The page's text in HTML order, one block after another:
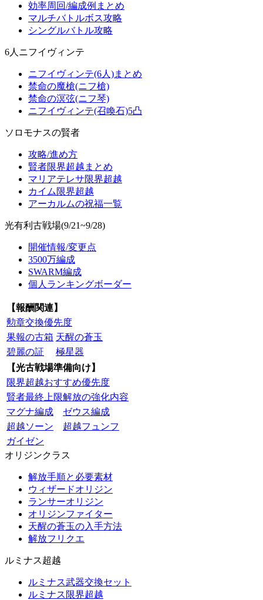
効率周回/編成例まとめ
マルチバトルボス攻略
シングルバトル攻略
6人ニフイヴィンテ
ニフイヴィンテ(6人)まとめ
禁命の魔槍(ニフ槍)
禁命の溟弦(ニフ琴)
ニフイヴィンテ(召喚石)5凸
ソロモナスの賢者
攻略/進め方
賢者限界超越まとめ
マリアテレサ限界超越
カイム限界超越
アーカルムの祝福一覧
光有利古戦場(9/21~9/28)
開催情報/変更点
3500万編成
SWARM編成
個人ランキングボーダー
【報酬関連】
勲章交換優先度
果報の古箱 天醒の蒼玉
碧麗の証
極星器
【光古戦場準備向け】
限界超越おすすめ優先度
賢者最終上限解放の強化内容
マグナ編成
ゼウス編成
超越ソーン
超越フュンフ
ガイゼン
オリジンクラス
解放手順と必要素材
ウィザードオリジン
ランサーオリジン
オリジンファイター
天醒の蒼玉の入手方法
解放フリクエ
ルミナス超越
ルミナス武器交換セット
ルミナス限界超越